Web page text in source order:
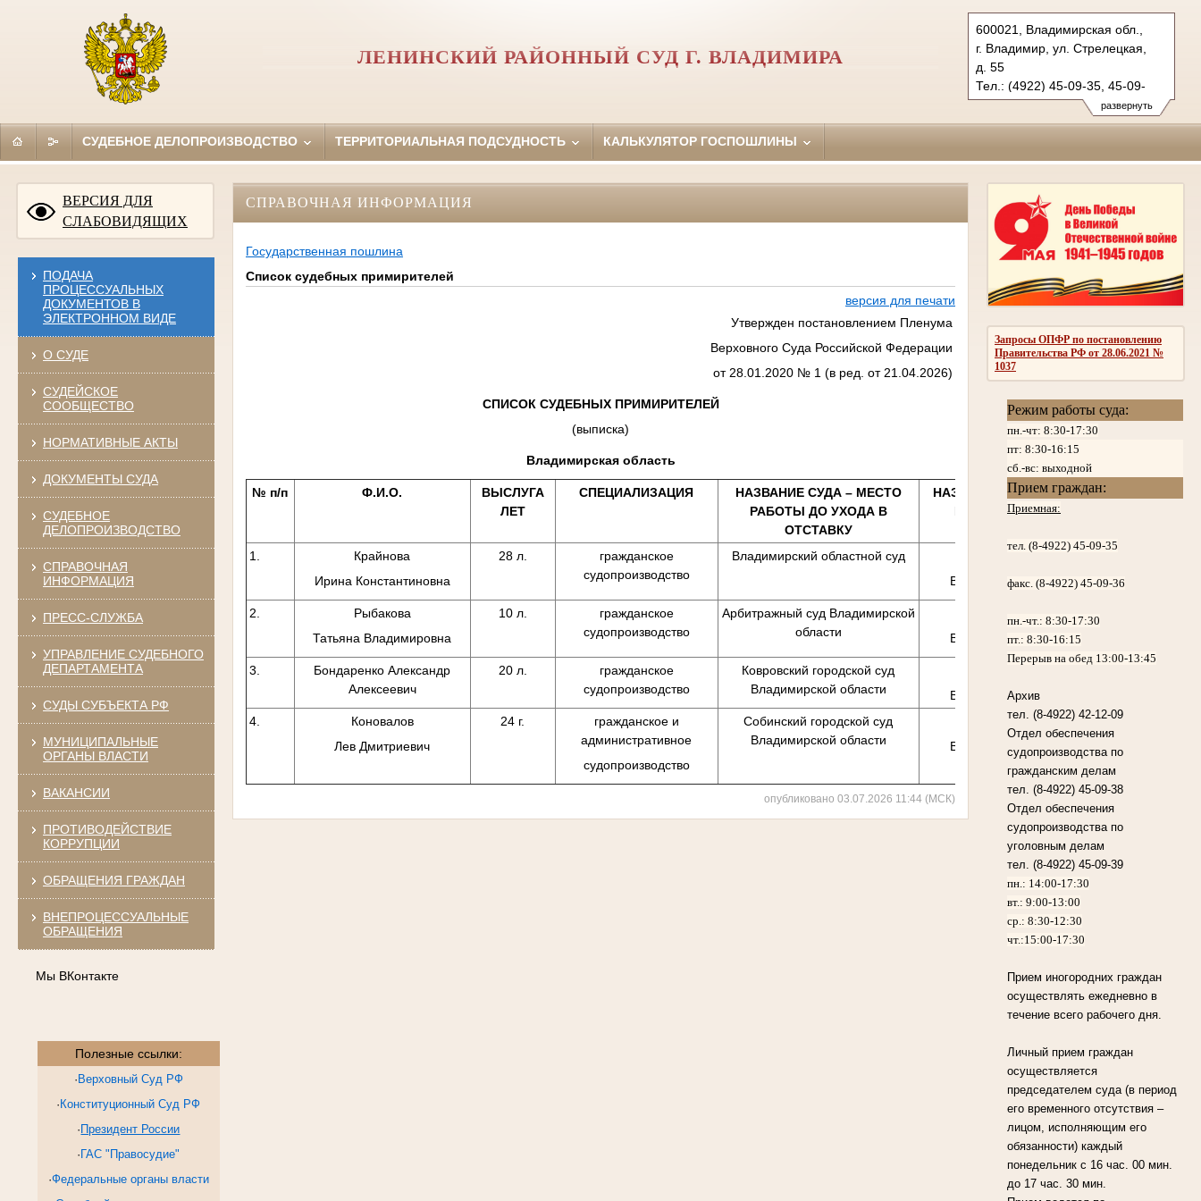
развернуть
600021, Владимирская обл.,
г. Владимир, ул. Стрелецкая,
д. 55
Тел.: (4922) 45-09-35, 45-09-
36 (ф.)
leninsky.wld@sudrf.ru
ЛЕНИНСКИЙ РАЙОННЫЙ СУД Г. ВЛАДИМИРА
СУДЕБНОЕ ДЕЛОПРОИЗВОДСТВО ТЕРРИТОРИАЛЬНАЯ ПОДСУДНОСТЬ КАЛЬКУЛЯТОР ГОСПОШЛИНЫ
ВЕРСИЯ ДЛЯ
СЛАБОВИДЯЩИХ
ПОДАЧА
ПРОЦЕССУАЛЬНЫХ
ДОКУМЕНТОВ В
ЭЛЕКТРОННОМ ВИДЕ
О СУДЕ
СУДЕЙСКОЕ
СООБЩЕСТВО
НОРМАТИВНЫЕ АКТЫ
ДОКУМЕНТЫ СУДА
СУДЕБНОЕ
ДЕЛОПРОИЗВОДСТВО
СПРАВОЧНАЯ
ИНФОРМАЦИЯ
ПРЕСС-СЛУЖБА
УПРАВЛЕНИЕ СУДЕБНОГО
ДЕПАРТАМЕНТА
СУДЫ СУБЪЕКТА РФ
МУНИЦИПАЛЬНЫЕ
ОРГАНЫ ВЛАСТИ
ВАКАНСИИ
ПРОТИВОДЕЙСТВИЕ
КОРРУПЦИИ
ОБРАЩЕНИЯ ГРАЖДАН
ВНЕПРОЦЕССУАЛЬНЫЕ
ОБРАЩЕНИЯ
Мы ВКонтакте
Полезные ссылки:
· Верховный Суд РФ
· Конституционный Суд РФ
· Президент России
· ГАС "Правосудие"
·Федеральные органы власти
Запросы ОПФР по постановлению
Правительства РФ от 28.06.2021 №
1037
Режим работы суда:
пн.-чт: 8:30-17:30
пт: 8:30-16:15
сб.-вс: выходной
Прием граждан:
Приемная:
тел. (8-4922) 45-09-35
факс. (8-4922) 45-09-36
пн.-чт.:8:30-17:30
пт.:8:30-16:15
Перерыв на обед 13:00-13:45
Архив
тел. (8-4922) 42-12-09
Отдел обеспечения
судопроизводства по
гражданским делам
тел. (8-4922) 45-09-38
Отдел обеспечения
судопроизводства по
уголовным делам
тел. (8-4922) 45-09-39
пн.: 14:00-17:30
вт.: 9:00-13:00
ср.: 8:30-12:30
чт.:15:00-17:30
Прием иногородних граждан
осуществлять ежедневно в
течение всего рабочего дня.
Личный прием граждан
осуществляется
председателем суда (в период
его временного отсутствия –
лицом, исполняющим его
обязанности) каждый
понедельник с 16 час. 00 мин.
до 17 час. 30 мин.
СПРАВОЧНАЯ ИНФОРМАЦИЯ
Государственная пошлина
Список судебных примирителей
версия для печати
Утвержден постановлением Пленума
Верховного Суда Российской Федерации
от 28.01.2020 № 1 (в ред. от 21.04.2026)
СПИСОК СУДЕБНЫХ ПРИМИРИТЕЛЕЙ
(выписка)
Владимирская область
№ п/п Ф.И.О.
ВЫСЛУГА
ЛЕТ
СПЕЦИАЛИЗАЦИЯ
НАЗВАНИЕ СУДА – МЕСТО
РАБОТЫ ДО УХОДА В
ОТСТАВКУ
НАЗВАНИЕ НАСЕЛЕННОГО
ПУНКТА И РЕГИОНА
1.
Крайнова
Ирина Константиновна
28 л.
гражданское
судопроизводство
Владимирский областной суд
г. Владимир,
Владимирская область
2.
Рыбакова
Татьяна Владимировна
10 л.
гражданское
судопроизводство
Арбитражный суд Владимирской
области
Владимирская область
3.
Бондаренко Александр
Алексеевич
20 л.
гражданское
судопроизводство
Ковровский городской суд
Владимирской области
Владимирская область
4.
Коновалов
Лев Дмитриевич
24 г.
гражданское и
административное
судопроизводство
Собинский городской суд
Владимирской области
г. Радужный,
Владимирская область
опубликовано 03.07.2026 11:44 (МСК)